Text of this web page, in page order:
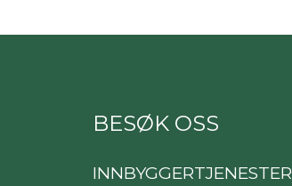
BESØK OSS
INNBYGGERTJENESTER